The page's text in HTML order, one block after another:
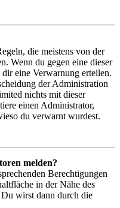
die meistens von der
Wenn du gegen eine dieser
eine Verwarnung erteilen.
der Administration
nichts mit dieser
einen Administrator,
du verwarnt wurdest.
melden?
Berechtigungen
in der Nähe des
wirst dann durch die